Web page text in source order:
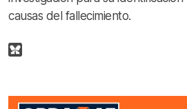
causas del fallecimiento.